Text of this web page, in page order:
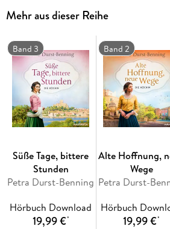
und Fabienne muss allein für sich
findet sie Arbeit als Küchenhilfe auf
Stéphanie, der charismatischen Tochter
verbindet sie schnell eine
Fabiennes Zukunft scheint rosig, doch
Schicksal grausam zu - und nichts ist
Mehr aus dieser Reihe
Band 3
Süße Tage, bittere
Stunden
Petra Durst-Benning
Hörbuch Download
19,99 €*
Band 2
Alte Hoffnung,
Wege
Petra Durst-
Hörbuch
19,99 €*